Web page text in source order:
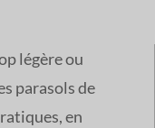
légère ou
parasols de
en